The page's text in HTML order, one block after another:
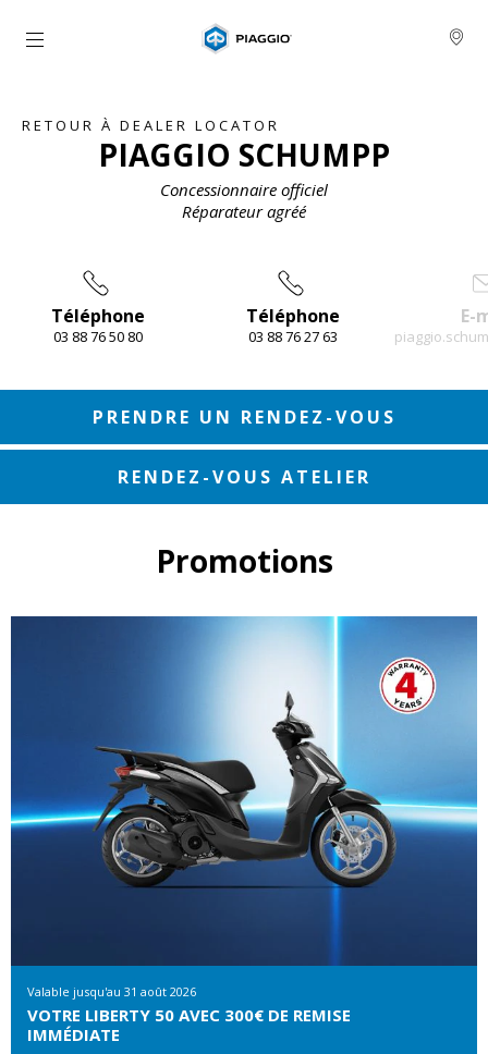
Aller au contenu principal
RETOUR À DEALER LOCATOR
PIAGGIO SCHUMPP
Concessionnaire officiel
Réparateur agréé
Téléphone
03 88 76 50 80
Téléphone
03 88 76 27 63
E-
of
PRENDRE UN RENDEZ-VOUS
RENDEZ-VOUS ATELIER
Promotions
Valable jusqu'au 31 août 2026
VOTRE LIBERTY 50 AVEC 300€ DE REMISE
IMMÉDIATE